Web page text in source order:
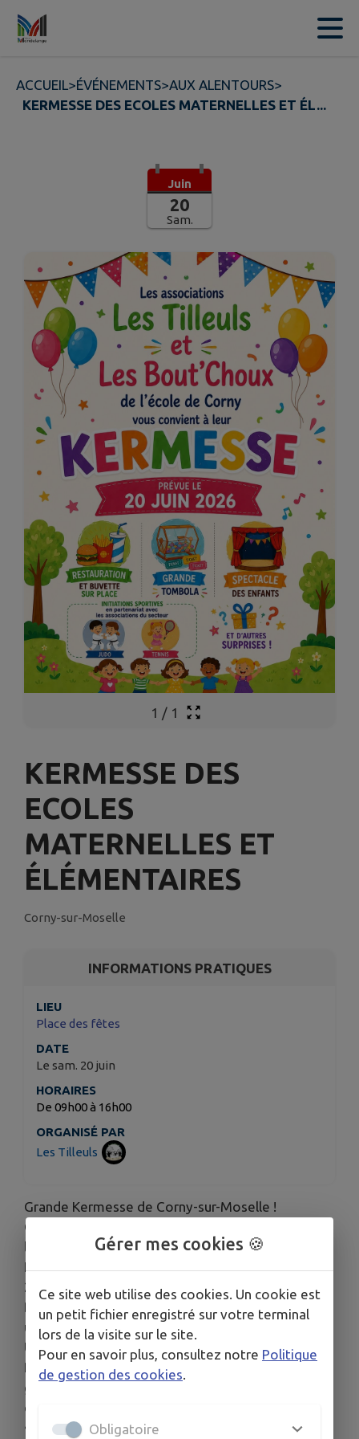
Contenu
ACCUEIL>ÉVÉNEMENTS>AUX ALENTOURS>
KERMESSE DES ECOLES MATERNELLES ET ÉL...
Juin
20
Sam.
1 / 1
KERMESSE DES
ECOLES
MATERNELLES ET
ÉLÉMENTAIRES
Corny-sur-Moselle
INFORMATIONS PRATIQUES
LIEU
Place des fêtes
DATE
Le sam. 20 juin
HORAIRES
De 09h00 à 16h00
ORGANISÉ PAR
Les Tilleuls
Grande Kermesse de Corny-sur-Moselle !
Chers parents, chers habitants, chers amis de
l’école,
Notez bien la date dans vos agendas : le samedi
20 juin 2026, les associations Les Tilleuls et Les
Bout’Choux unissent leurs forces pour vous offrir
une fête de fin d'année inoubliable !
Une Tombola Exceptionnelle
Pour pimenter cette journée, nous organisons une
grande tombola avec de magnifiques cadeaux à la
clé, grâce à la générosité de nos partenaires :
• Des gourmandises Réauté Chocolat
Gérer mes cookies 🍪
Ce site web utilise des cookies. Un cookie est
un petit fichier enregistré sur votre terminal
lors de la visite sur le site.
Pour en savoir plus, consultez notre Politique
de gestion des cookies
Obligatoire